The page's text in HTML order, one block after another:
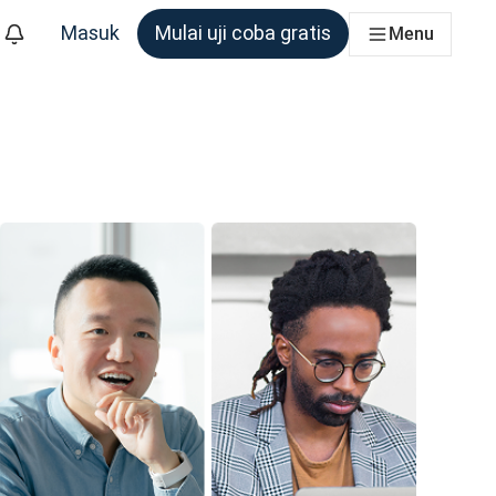
membutuhkannya
Masuk Mulai uji coba gratis Menu